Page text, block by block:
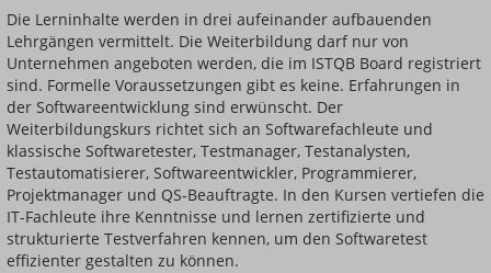
Die Lerninhalte werden in drei aufeinander aufbauenden
Lehrgängen vermittelt. Die Weiterbildung darf nur von
Unternehmen angeboten werden, die im ISTQB Board registriert
sind. Formelle Voraussetzungen gibt es keine. Erfahrungen in
der Softwareentwicklung sind erwünscht. Der
Weiterbildungskurs richtet sich an Softwarefachleute und
klassische Softwaretester, Testmanager, Testanalysten,
Testautomatisierer, Softwareentwickler, Programmierer,
Projektmanager und QS-Beauftragte. In den Kursen vertiefen die
IT-Fachleute ihre Kenntnisse und lernen zertifizierte und
strukturierte Testverfahren kennen, um den Softwaretest
effizienter gestalten zu können.